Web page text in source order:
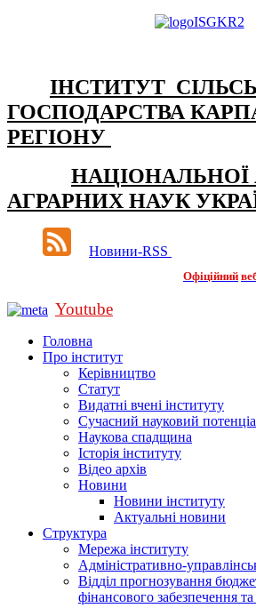
ІНСТИТУТ
ГОСПОДАРСТВА
РЕГІОНУ
НАЦІОНАЛЬНОЇ
АГРАРНИХ НАУК
Новини-RSS
Офіційний
Youtube
Головна
Про інститут
Керівництво
Статут
Видатні вчені інституту
Сучасний науковий
Наукова спадщина
Історія інституту
Відео архів
Новини
Новини інституту
Актуальні новини
Структура
Мережа інституту
Адміністративно-
Відділ прогнозування
фінансового забезпечення